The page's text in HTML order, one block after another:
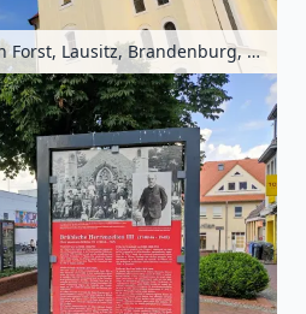
Stadtkirche St. Nikolai in Forst, Lausitz, Brandenburg, Deutschland